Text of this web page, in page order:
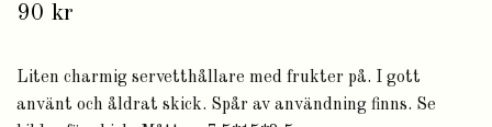
90 kr
Liten charmig servetthållare med frukter på. I gott
använt och åldrat skick. Spår av användning finns. Se